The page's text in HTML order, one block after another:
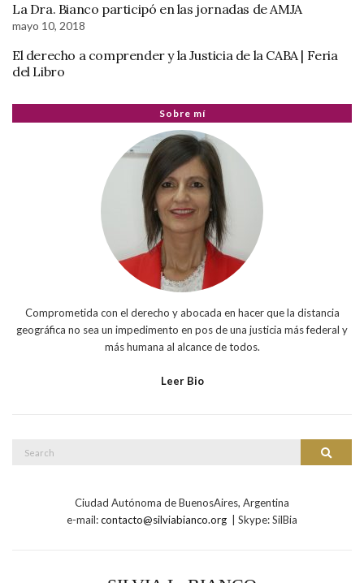
La Dra. Bianco participó en las jornadas de AMJA
mayo 10, 2018
El derecho a comprender y la Justicia de la CABA | Feria
del Libro
Sobre mí
Comprometida con el derecho y abocada en hacer que la distancia
geográfica no sea un impedimento en pos de una justicia más federal y
más humana al alcance de todos.
Leer Bio
Search
Search
Ciudad Autónoma de BuenosAires, Argentina
e-mail:contacto@silviabianco.org | Skype: SilBia